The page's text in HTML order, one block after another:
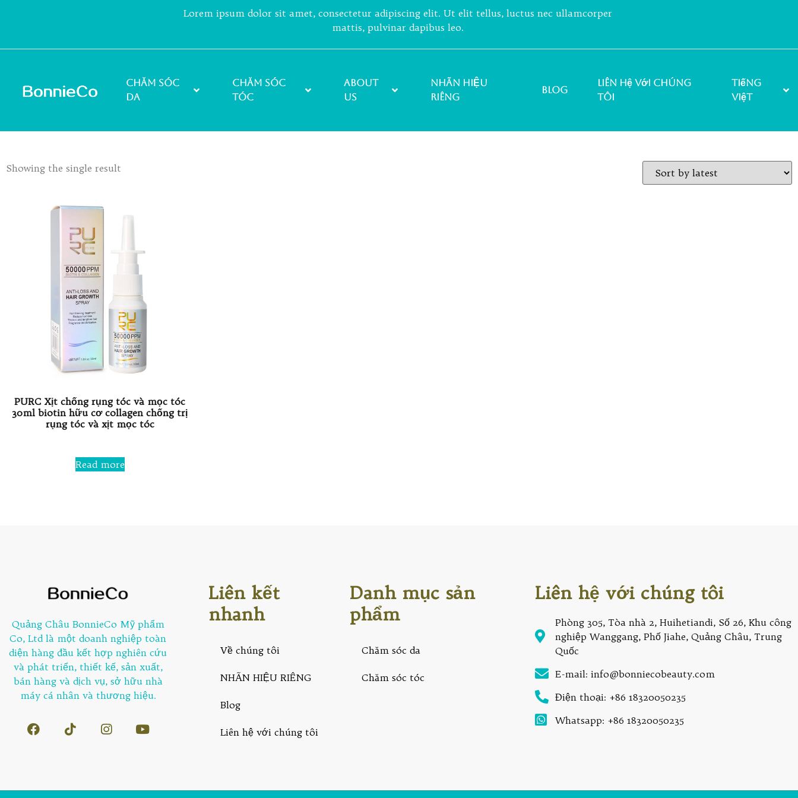
Lorem ipsum dolor sit amet, consectetur adipiscing elit. Ut elit tellus, luctus nec ullamcorper
mattis, pulvinar dapibus leo.
Chăm sóc
da
Chăm sóc
tóc
About
Us
NHÃN HIỆU
RIÊNG
Blog
Liên hệ với chúng
tôi
Tiếng
Việt
Showing the single result
PURC Xịt chống rụng tóc và mọc tóc
30ml biotin hữu cơ collagen chống trị
rụng tóc và xịt mọc tóc
0
out
of
Read more
Quảng Châu BonnieCo Mỹ phẩm
Co, Ltd là một doanh nghiệp toàn
diện hàng đầu kết hợp nghiên cứu
và phát triển, thiết kế, sản xuất,
bán hàng và dịch vụ, sở hữu nhà
máy cá nhân và thương hiệu.
Liên kết
nhanh
Về chúng tôi
NHÃN HIỆU RIÊNG
Blog
Liên hệ với chúng tôi
Danh mục sản
phẩm
Chăm sóc da
Chăm sóc tóc
Liên hệ với chúng tôi
Phòng 305, Tòa nhà 2, Huihetiandi, Số 26, Khu công
nghiệp Wanggang, Phố Jiahe, Quảng Châu, Trung
Quốc
E-mail: info@bonniecobeauty.com
Điện thoại: +86 18320050235
Whatsapp: +86 18320050235